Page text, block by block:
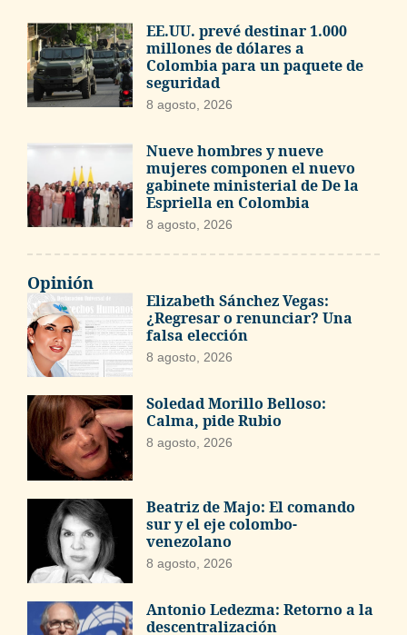
EE.UU. prevé destinar 1.000
millones de dólares a
Colombia para un paquete de
seguridad
8 agosto, 2026
Nueve hombres y nueve
mujeres componen el nuevo
gabinete ministerial de De la
Espriella en Colombia
8 agosto, 2026
Opinión
Elizabeth Sánchez Vegas:
¿Regresar o renunciar? Una
falsa elección
8 agosto, 2026
Soledad Morillo Belloso:
Calma, pide Rubio
8 agosto, 2026
Beatriz de Majo: El comando
sur y el eje colombo-
venezolano
8 agosto, 2026
Antonio Ledezma: Retorno a la
descentralización